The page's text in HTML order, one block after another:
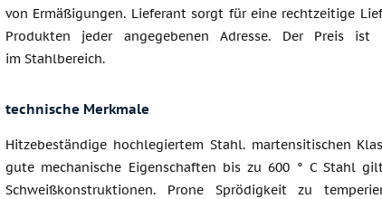
von Ermäßigungen. Lieferant sorgt für eine rechtzeitige
Produkten jeder angegebenen Adresse. Der Preis ist
im Stahlbereich.
technische Merkmale
Hitzebeständige hochlegiertem Stahl. martensitischen
gute mechanische Eigenschaften bis zu 600 ° C Stahl
Schweißkonstruktionen. Prone Sprödigkeit zu